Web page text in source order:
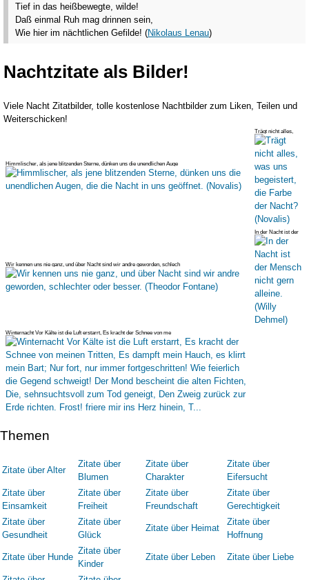
Tief in das heißbewegte, wilde!
Daß einmal Ruh mag drinnen sein,
Wie hier im nächtlichen Gefilde! (Nikolaus Lenau)
Nachtzitate als Bilder!
Viele Nacht Zitatbilder, tolle kostenlose Nachtbilder zum Liken, Teilen und
Weiterschicken!
Himmlischer, als jene blitzenden Sterne, dünken uns die unendlichen Auge
Trägt nicht alles,
was uns begeistert,
(Novalis)
Wir kennen uns nie ganz, und über Nacht sind wir andre geworden, schlech
In der Nacht ist der
Mensch nicht gern
Dehmel)
Winternacht Vor Kälte ist die Luft erstarrt, Es kracht der Schnee von me
Themen
Zitate über Alter
Zitate über
Blumen
Zitate über
Charakter
Zitate über
Eifersucht
Zitate über
Einsamkeit
Zitate über
Freiheit
Zitate über
Freundschaft
Zitate über
Gerechtigkeit
Zitate über
Gesundheit
Zitate über
Glück
Zitate über Heimat
Zitate über
Hoffnung
Zitate über Hunde
Zitate über
Kinder
Zitate über Leben Zitate über Liebe